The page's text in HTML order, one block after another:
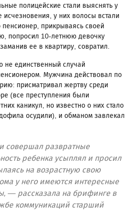
полицейские стали выяснять у
исчезновения, у них волосы встали
прикрываясь своей
попросил 10-летнюю девочку
ее в квартиру, совратил.
не единственный случай
Мужчина действовал по
присматривал жертву среди
(все преступления были
каникул, но известно о них стало
осудили), и обманом завлекал
совершал развратные
ребенка усыплял и просил
на возрастную свою
у него имеются интересные
— рассказала на брифинге в
коммуникаций старший